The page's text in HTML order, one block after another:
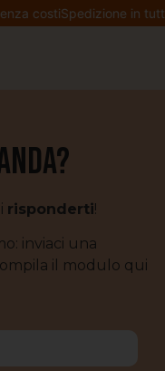
costiSpedizione in
risponderti!
inviaci una
il modulo qui